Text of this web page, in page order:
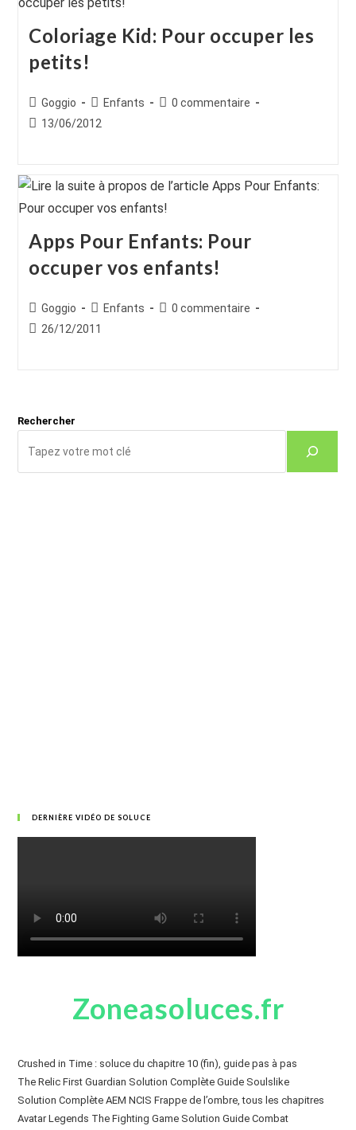
Coloriage Kid: Pour occuper les
petits!
Auteur/autrice
de
Goggio
Post
category:
Enfants
Commentaires
0 commentaire
Publication
13/06/2012
Apps Pour Enfants: Pour
occuper vos enfants!
Auteur/autrice
de
Goggio
Post
category:
Enfants
Commentaires
0 commentaire
Publication
26/12/2011
Rechercher
DERNIÈRE VIDÉO DE SOLUCE
Zoneasoluces.fr
Crushed in Time : soluce du chapitre 10 (fin), guide pas à pas
The Relic First Guardian Solution Complète Guide Soulslike
Solution Complète AEM NCIS Frappe de l’ombre, tous les chapitres
Avatar Legends The Fighting Game Solution Guide Combat